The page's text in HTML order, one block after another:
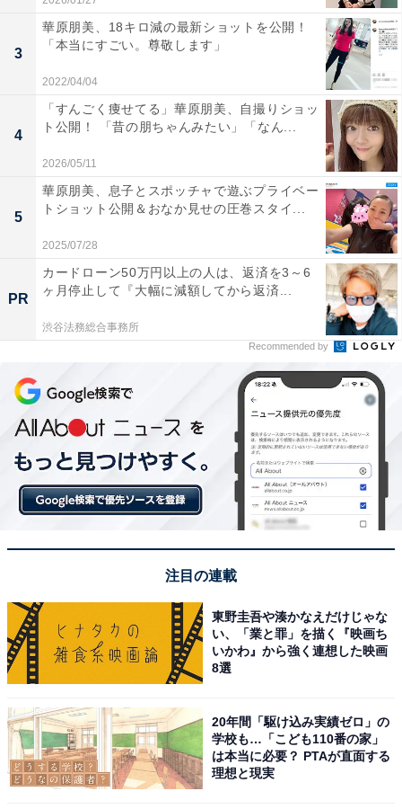
3
華原朋美、18キロ減の最新ショットを公開！
「本当にすごい。尊敬します」
2022/04/04
4
「すんごく痩せてる」華原朋美、自撮りショッ
ト公開！ 「昔の朋ちゃんみたい」「なん...
2026/05/11
5
華原朋美、息子とスポッチャで遊ぶプライベー
トショット公開＆おなか見せの圧巻スタイ...
2025/07/28
PR
カードローン50万円以上の人は、返済を3～6
ヶ月停止して『大幅に減額してから返済...
渋谷法務総合事務所
Recommended by
注目の連載
東野圭吾や湊かなえだけじゃな
い、「業と罪」を描く『映画ち
いかわ』から強く連想した映画
8選
20年間「駆け込み実績ゼロ」の
学校も…「こども110番の家」
は本当に必要？ PTAが直面する
理想と現実